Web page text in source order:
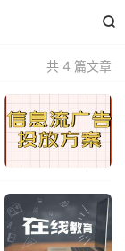

共 4 篇文章